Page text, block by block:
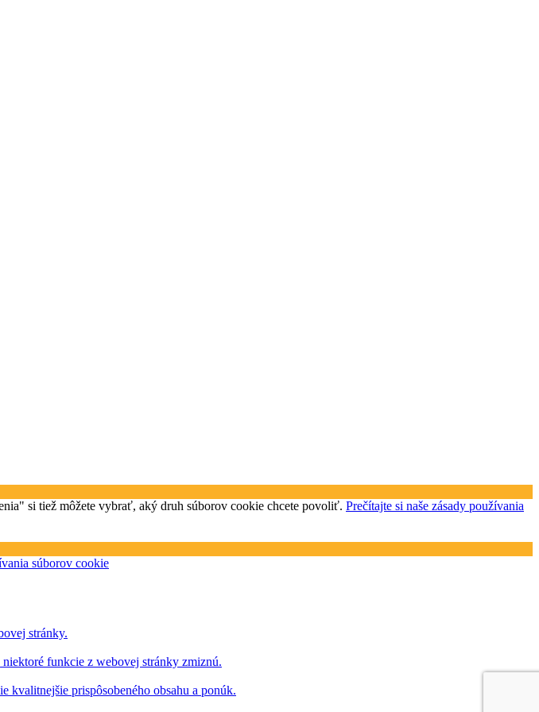
si tiež môžete vybrať, aký druh súborov cookie chcete povoliť. Prečítajte si naše zásady používania
súborov cookie
stránky.
funkcie z webovej stránky zmiznú.
kvalitnejšie prispôsobeného obsahu a ponúk.